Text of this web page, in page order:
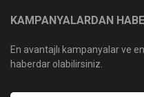
KAMPANYALARDAN
En avantajlı kampanyalar ve
haberdar olabilirsiniz.